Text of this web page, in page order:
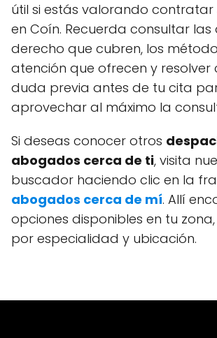
útil si estás valorando
en Coín. Recuerda consultar las
derecho que cubren, los
atención que ofrecen y resolver
duda previa antes de tu cita
aprovechar al máximo la
Si deseas conocer otros
abogados cerca de ti, visita
buscador haciendo clic en la
abogados cerca de mí. Allí
opciones disponibles en tu
por especialidad y ubicación.